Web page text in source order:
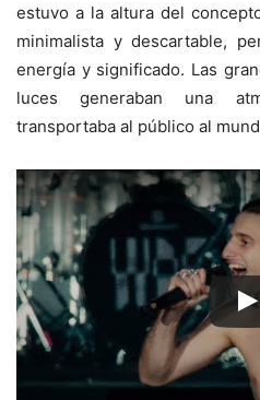
estuvo a la altura del
minimalista y descartable,
energía y significado. Las
luces generaban una
transportaba al público al